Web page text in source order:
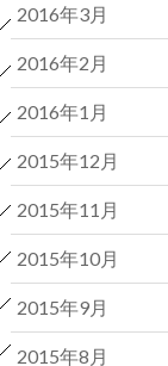
2016年3月
2016年2月
2016年1月
2015年12月
2015年11月
2015年10月
2015年9月
2015年8月